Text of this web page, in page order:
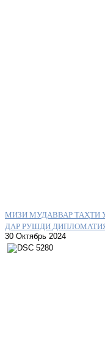
МИЗИ МУДАВВАР
ДАР РУШДИ
30 Октябрь 2024